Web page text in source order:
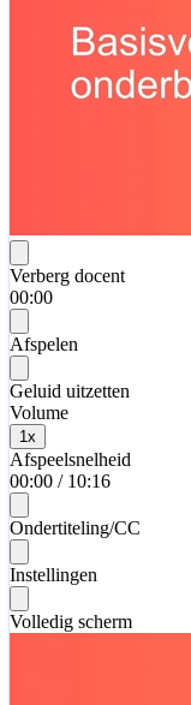
Verberg docent
00:00
Afspelen
Geluid uitzetten
Volume
1 x
Afspeelsnelheid
00:00 / 10:16
Ondertiteling/CC
Instellingen
Volledig scherm